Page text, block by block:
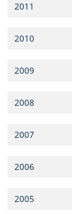
2011
2010
2009
2008
2007
2006
2005